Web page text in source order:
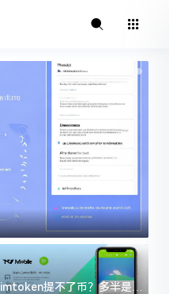
imtoken提不了币？多半是这